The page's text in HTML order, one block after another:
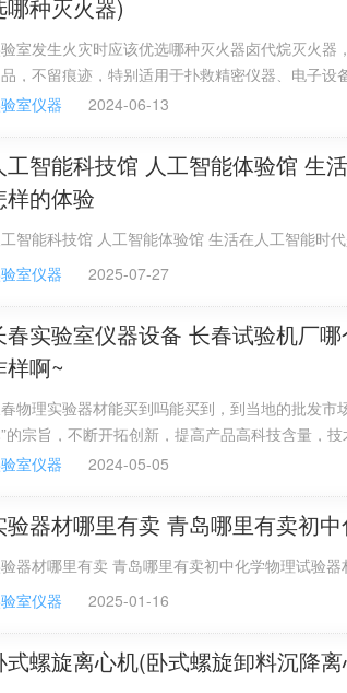
哪种灭火器)
室发生火灾时应该优选哪种灭火器卤代烷灭火器
，不留痕迹，特别适用于扑救精密仪器、电子设
易爆药品常有，一旦实验室发生了火灾切不可惊
室仪器 2024-06-13
工智能科技馆 人工智能体验馆 生
样的体验
智能科技馆 人工智能体验馆 生活在人工智能时
室仪器
2025-07-27
春实验室仪器设备 长春试验机厂
样啊~
物理实验器材能买到吗能买到，到当地的批发市
的宗旨，不断开拓创新，提高产品高科技含量，
技术指标达到国际先进水平，产品畅销全国20多
室仪器 2024-05-05
验器材哪里有卖 青岛哪里有卖初
器材哪里有卖 青岛哪里有卖初中化学物理试验器
室仪器
2025-01-16
式螺旋离心机(卧式螺旋卸料沉降